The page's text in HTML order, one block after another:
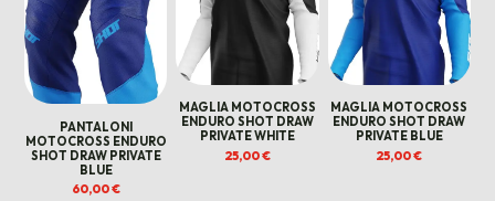
PANTALONI
MOTOCROSS ENDURO
SHOT DRAW PRIVATE
BLUE
60,00€
MAGLIA MOTOCROSS
ENDURO SHOT DRAW
PRIVATE WHITE
25,00€
MAGLIA MOTOCROSS
ENDURO SHOT DRAW
PRIVATE BLUE
25,00€